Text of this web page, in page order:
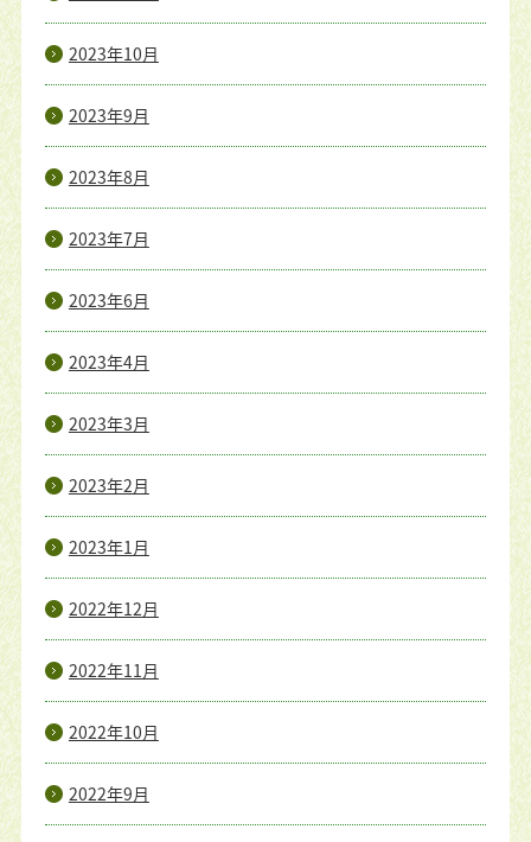
2023年10月
2023年9月
2023年8月
2023年7月
2023年6月
2023年4月
2023年3月
2023年2月
2023年1月
2022年12月
2022年11月
2022年10月
2022年9月